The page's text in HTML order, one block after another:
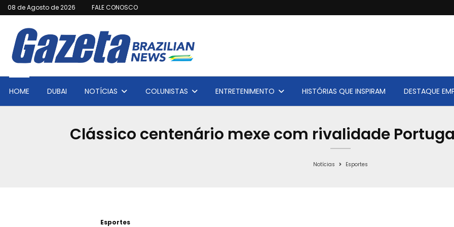
08 de Agosto de 2026 FALE CONOSCO
HOME DUBAI NOTÍCIAS COLUNISTAS ENTRETENIMENTO HISTÓRIAS QUE INSPIRAM DESTAQUE
Clássico centenário mexe com rivalidade
Notícias Esportes
Esportes